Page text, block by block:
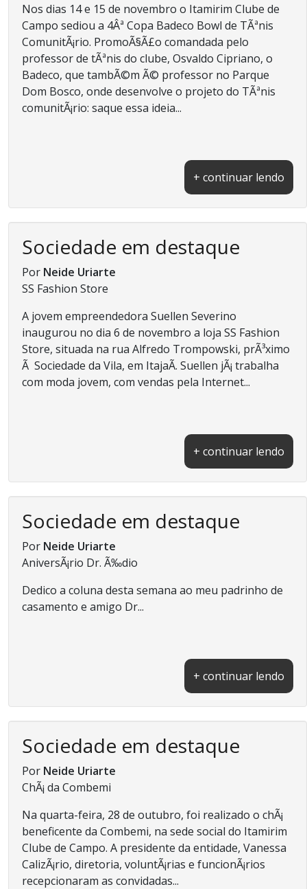
Nos dias 14 e 15 de novembro o Itamirim Clube de
Campo sediou a 4Âª Copa Badeco Bowl de TÃªnis
ComunitÃ¡rio. PromoÃ§Ã£o comandada pelo
professor de tÃªnis do clube, Osvaldo Cipriano, o
Badeco, que tambÃ©m Ã© professor no Parque
Dom Bosco, onde desenvolve o projeto do TÃªnis
comunitÃ¡rio: saque essa ideia...
+ continuar lendo
Sociedade em destaque
Por Neide Uriarte
SS Fashion Store
A jovem empreendedora Suellen Severino
inaugurou no dia 6 de novembro a loja SS Fashion
Store, situada na rua Alfredo Trompowski, prÃ³ximo
Ã Sociedade da Vila, em ItajaÃ­. Suellen jÃ¡ trabalha
com moda jovem, com vendas pela Internet...
+ continuar lendo
Sociedade em destaque
Por Neide Uriarte
AniversÃ¡rio Dr. Ã‰dio
Dedico a coluna desta semana ao meu padrinho de
casamento e amigo Dr...
+ continuar lendo
Sociedade em destaque
Por Neide Uriarte
ChÃ¡ da Combemi
Na quarta-feira, 28 de outubro, foi realizado o chÃ¡
beneficente da Combemi, na sede social do Itamirim
Clube de Campo. A presidente da entidade, Vanessa
CalizÃ¡rio, diretoria, voluntÃ¡rias e funcionÃ¡rios
recepcionaram as convidadas...